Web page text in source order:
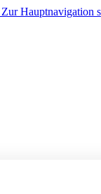
Zur Hauptnavigation